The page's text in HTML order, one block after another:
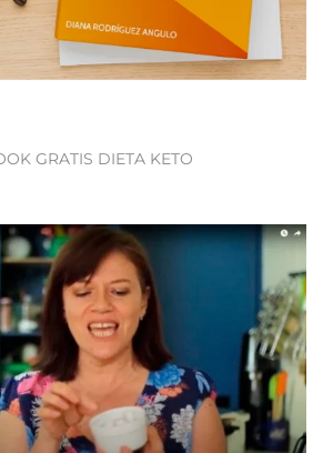
GRATIS DIETA KETO